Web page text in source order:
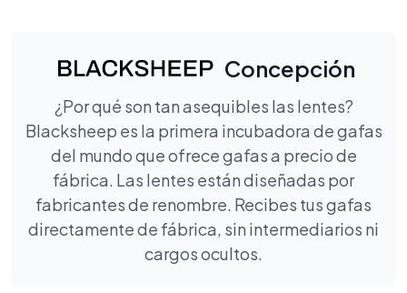
Concepción
¿Por qué son tan asequibles las lentes?
Blacksheep es la primera incubadora de gafas
del mundo que ofrece gafas a precio de
fábrica. Las lentes están diseñadas por
fabricantes de renombre. Recibes tus gafas
directamente de fábrica, sin intermediarios ni
cargos ocultos.